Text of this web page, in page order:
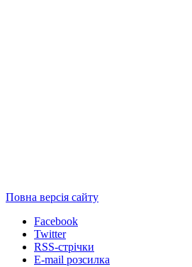
Повна версія сайту
Facebook
Twitter
RSS-стрічки
E-mail розсилка